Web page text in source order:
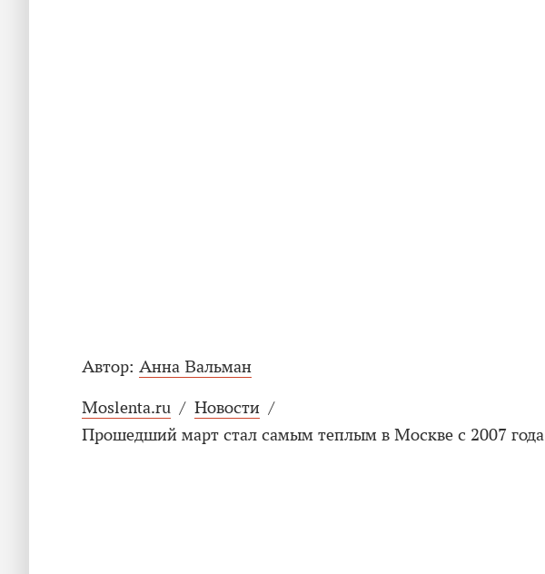
Автор: Анна Вальман
Moslenta.ru / Новости /
Прошедший март стал самым теплым в Москве с 2007 года